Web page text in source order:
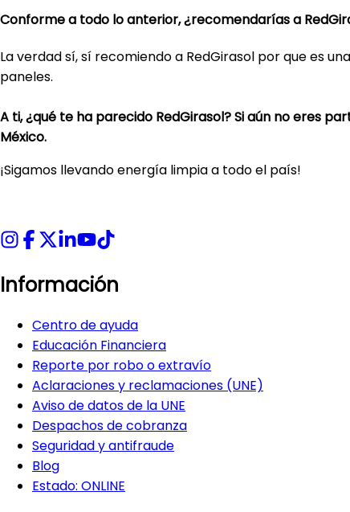
Conforme a todo lo anterior, ¿recomendarías a
La verdad sí, sí recomiendo a RedGirasol por que es
paneles.
A ti, ¿qué te ha parecido RedGirasol? Si aún no eres
México.
¡Sigamos llevando energía limpia a todo el país!
Información
Centro de ayuda
Educación Financiera
Reporte por robo o extravío
Aclaraciones y reclamaciones (UNE)
Aviso de datos de la UNE
Despachos de cobranza
Seguridad y antifraude
Blog
Estado: ONLINE